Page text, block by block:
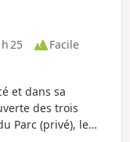
25
Facile
et dans sa
des trois
Parc (privé), le